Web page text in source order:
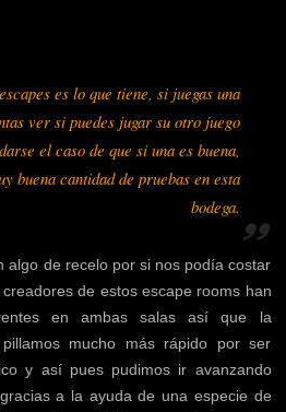
es lo que tiene, si juegas una
ver si puedes jugar su otro juego
el caso de que si una es buena,
buena cantidad de pruebas en esta
bodega.
algo de recelo por si nos podía costar
de estos escape rooms han
en ambas salas así que la
mucho más rápido por ser
y así pues pudimos ir avanzando
a la ayuda de una especie de